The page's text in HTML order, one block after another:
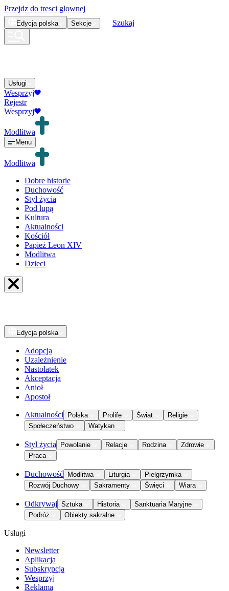
Przejdz do tresci glownej
Edycja polska Sekcje Szukaj
Usługi
Wesprzyj
Rejestr
Wesprzyj
Modlitwa
Menu
Modlitwa
Dobre historie
Duchowość
Styl życia
Pod lupą
Kultura
Aktualności
Kościół
Papież Leon XIV
Modlitwa
Dzieci
Edycja polska
Adopcja
Uzależnienie
Nastolatek
Akceptacja
Anioł
Apostoł
Aktualności Polska Prolife Świat
Religie
Społeczeństwo
Watykan
Styl życia Powołanie Relacje Rodzina
Zdrowie
Praca
Duchowość Modlitwa Liturgia
Pielgrzymka
Rozwój Duchowy
Sakramenty Święci Wiara
Odkrywaj Sztuka Historia
Sanktuaria Maryjne
Podróż
Obiekty sakralne
Usługi
Newsletter
Aplikacja
Subskrypcja
Wesprzyj
Reklama